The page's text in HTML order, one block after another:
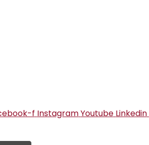
f InstagramYoutube Linkedin